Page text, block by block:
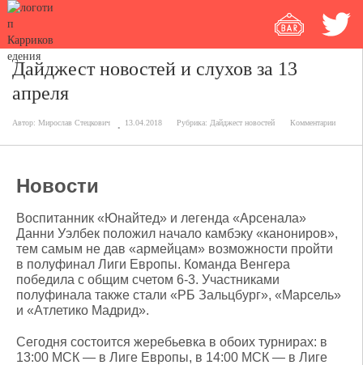
Дайджест новостей и слухов за 13
апреля
Автор: Мирослав Стецкович 13.04.2018 Рубрика: Дайджест новостей Комментарии
Новости
Воспитанник «Юнайтед» и легенда «Арсенала»
Данни Уэлбек положил начало камбэку «канониров»,
тем самым не дав «армейцам» возможности пройти
в полуфинал Лиги Европы. Команда Венгера
победила с общим счетом 6-3. Участниками
полуфинала также стали «РБ Зальцбург», «Марсель»
и «Атлетико Мадрид».
Сегодня состоится жеребьевка в обоих турнирах: в
13:00 МСК — в Лиге Европы, в 14:00 МСК — в Лиге